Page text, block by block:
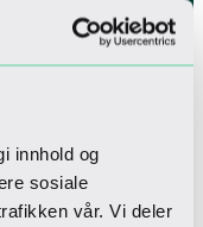
innhold og
sosiale
vår. Vi deler